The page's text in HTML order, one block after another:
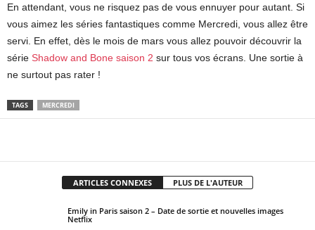
En attendant, vous ne risquez pas de vous ennuyer pour autant. Si
vous aimez les séries fantastiques comme Mercredi, vous allez être
servi. En effet, dès le mois de mars vous allez pouvoir découvrir la
série Shadow and Bone saison 2 sur tous vos écrans. Une sortie à
ne surtout pas rater !
TAGS MERCREDI
ARTICLES CONNEXES PLUS DE L'AUTEUR
Emily in Paris saison 2 – Date de sortie et nouvelles images
Netflix